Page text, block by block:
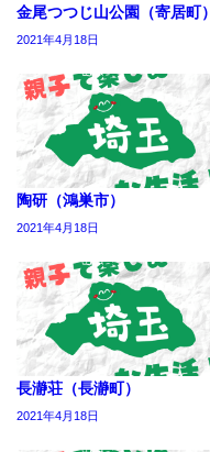
金尾つつじ山公園（寄居町）
2021年4月18日
陶研（鴻巣市）
2021年4月18日
長瀞荘（長瀞町）
2021年4月18日